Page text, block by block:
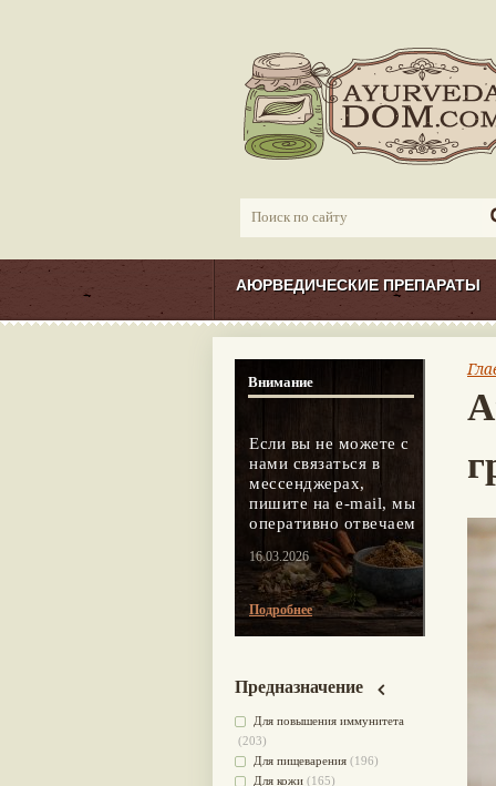
АЮРВЕДИЧЕСКИЕ ПРЕПАРАТЫ
Внимание
Если вы не можете с
нами связаться в
мессенджерах,
пишите на e-mail, мы
оперативно отвечаем
16.03.2026
Подробнее
Предназначение
Для повышения иммунитета
(203)
Для пищеварения (196)
Для кожи (165)